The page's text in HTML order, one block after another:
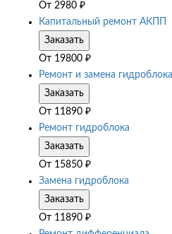
От 2980 ₽
Капитальный ремонт АКПП
Заказать
От 19800 ₽
Ремонт и замена
Заказать
От 11890 ₽
Ремонт гидроблока
Заказать
От 15850 ₽
Замена гидроблока
Заказать
От 11890 ₽